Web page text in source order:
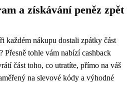
a získávání peněz zpět
každém nákupu dostali zpátky část
Přesně tohle vám nabízí cashback
část toho, co utratíte, přímo na váš
na slevové kódy a výhodné